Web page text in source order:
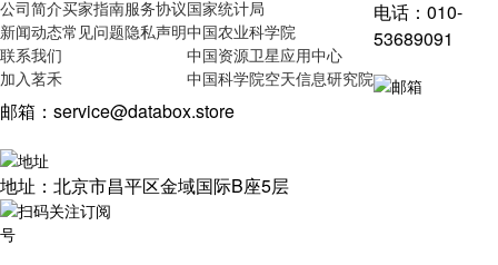
公司简介
新闻动态
联系我们
加入茗禾
买家指南
常见问题
服务协议
隐私声明
国家统计局
中国农业科学院
中国资源卫星应用中心
中国科学院空天信息研究院
电话：010-
53689091
邮箱：service@databox.store
地址：北京市昌平区金域国际B座5层